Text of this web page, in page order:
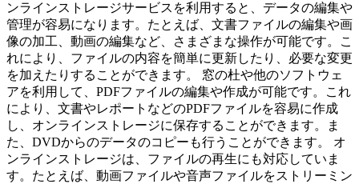
ンラインストレージサービスを利用すると、データの編集や
管理が容易になります。たとえば、文書ファイルの編集や画
像の加工、動画の編集など、さまざまな操作が可能です。こ
れにより、ファイルの内容を簡単に更新したり、必要な変更
を加えたりすることができます。 窓の杜や他のソフトウェ
アを利用して、PDFファイルの編集や作成が可能です。これ
により、文書やレポートなどのPDFファイルを容易に作成
し、オンラインストレージに保存することができます。ま
た、DVDからのデータのコピーも行うことができます。 オ
ンラインストレージは、ファイルの再生にも対応していま
す。たとえば、動画ファイルや音声ファイルをストリーミン